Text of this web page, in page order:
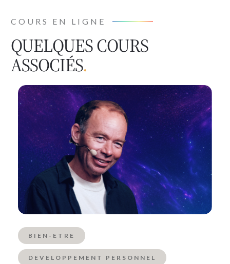
COURS EN LIGNE
QUELQUES COURS
ASSOCIÉS.
BIEN-ETRE
DEVELOPPEMENT PERSONNEL